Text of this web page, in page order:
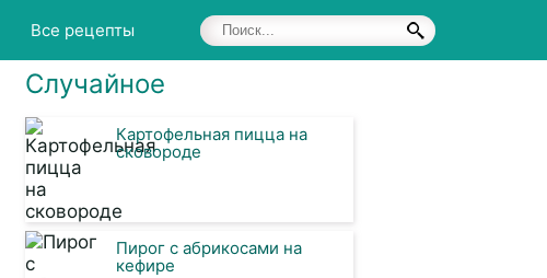
Все рецепты
Случайное
Картофельная пицца на
сковороде
Пирог с абрикосами на
кефире